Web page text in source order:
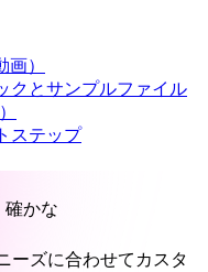
）
クとサンプルファイル
ステップ
確かな
ーズに合わせてカスタ